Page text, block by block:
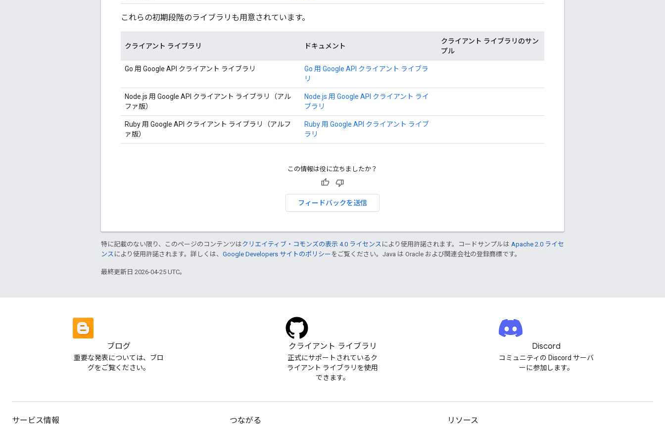
これらの初期段階のライブラリも用意されています。
クライアント ライブラリ ドキュメント
クライアント ライブラリのサン
プル
Go 用 Google API クライアント ライブラリ
Go 用 Google API クライアント ライブラ
リ
Node.js 用 Google API クライアント ライブラリ（アル
ファ版）
Node.js 用 Google API クライアント ライ
ブラリ
Ruby 用 Google API クライアント ライブラリ（アルフ
ァ版）
Ruby 用 Google API クライアント ライブ
ラリ
この情報は役に立ちましたか？
フィードバックを送信
特に記載のない限り、このページのコンテンツはクリエイティブ・コモンズの表示 4.0 ライセンス により使用許諾されます。コードサンプルは Apache 2.0 ライセ
ンス により使用許諾されます。詳しくは、 Google Developers サイトのポリシー をご覧ください。Java は Oracle および関連会社の登録商標です。
最終更新日 2026-04-25 UTC。
ブログ
重要な発表については、ブロ
グをご覧ください。
クライアント ライブラリ
正式にサポートされているク
ライアント ライブラリを使用
できます。
Discord
コミュニティの Discord サーバ
ーに参加します。
サービス情報 つながる リソース